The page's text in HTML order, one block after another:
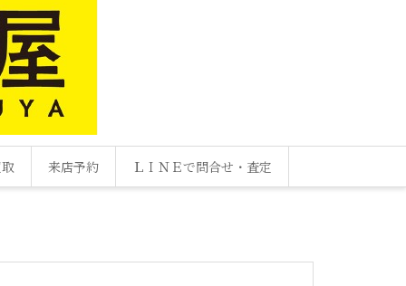
来店予約 ＬＩＮＥで問合せ・査定